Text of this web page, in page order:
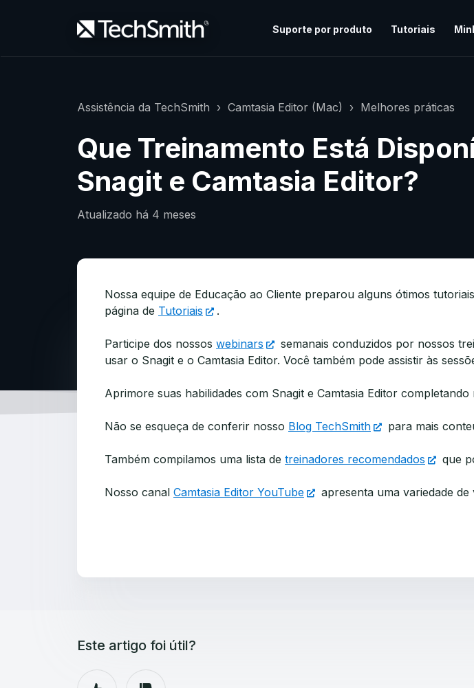
Suporte por produto Tutoriais
Assistência da TechSmith Camtasia Editor (Mac) Melhores práticas
Que Treinamento Está
Snagit e Camtasia Editor?
Atualizado há 4 meses
Nossa equipe de Educação ao Cliente preparou alguns ótimos
página de Tutoriais .
Participe dos nossos webinars
semanais conduzidos por nossos
usar o Snagit e o Camtasia Editor. Você também pode assistir às
Aprimore suas habilidades com Snagit e Camtasia Editor completando
Não se esqueça de conferir nosso Blog TechSmith para mais
Também compilamos uma lista de treinadores recomendados que
Nosso canal Camtasia Editor YouTube apresenta uma variedade
Este artigo foi útil?